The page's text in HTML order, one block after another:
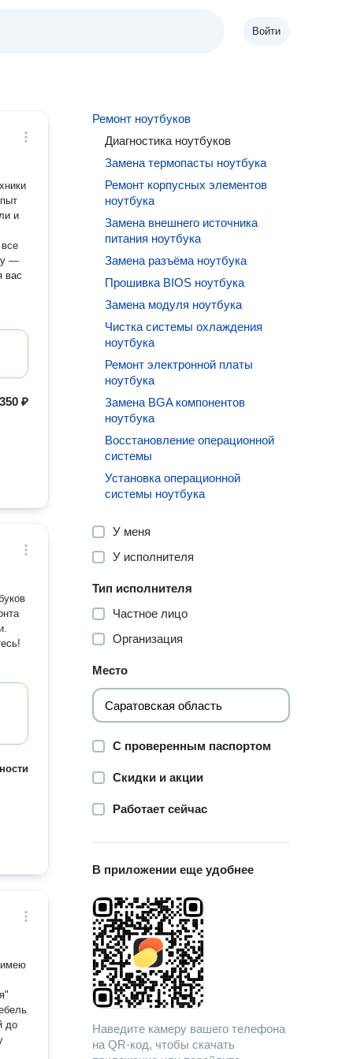
Войти
и
—
вас
350 ₽
имею
до
Ремонт ноутбуков
Диагностика ноутбуков
Замена термопасты ноутбука
Ремонт корпусных элементов
ноутбука
Замена внешнего источника
питания ноутбука
Замена разъёма ноутбука
Прошивка BIOS ноутбука
Замена модуля ноутбука
Чистка системы охлаждения
ноутбука
Ремонт электронной платы
ноутбука
Замена BGA компонентов
ноутбука
Восстановление операционной
системы
Установка операционной
системы ноутбука
У меня
У исполнителя
Тип исполнителя
Частное лицо
Организация
Место
С проверенным паспортом
Скидки и акции
Работает сейчас
В приложении еще удобнее
Наведите камеру вашего телефона
на QR-код, чтобы скачать